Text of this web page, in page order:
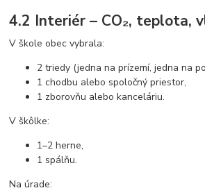
4.2 Interiér – CO₂, teplota,
V škole obec vybrala:
2 triedy (jedna na prízemí, jedna na
1 chodbu alebo spoločný priestor,
1 zborovňu alebo kanceláriu.
V škôlke:
1–2 herne,
1 spálňu.
Na úrade: